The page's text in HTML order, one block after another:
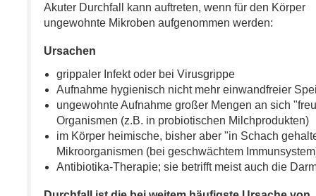
Akuter Durchfall kann auftreten, wenn für den Körper
ungewohnte Mikroben aufgenommen werden:
Ursachen
grippaler Infekt oder bei Virusgrippe
Aufnahme hygienisch nicht mehr einwandfreier
ungewohnte Aufnahme großer Mengen an sich
Organismen (z.B. in probiotischen Milchprodukten)
im Körper heimische, bisher aber "in Schach
Mikroorganismen (bei geschwächtem
Antibiotika-Therapie; sie betrifft meist auch die